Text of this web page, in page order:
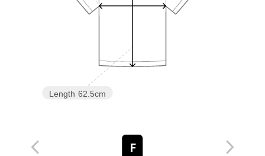
Length 62.5cm
F